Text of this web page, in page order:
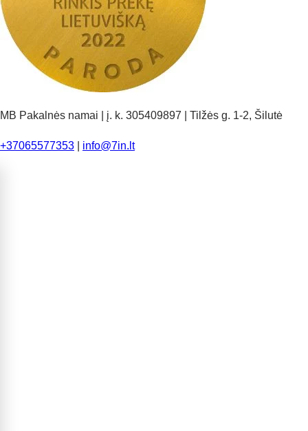
MB Pakalnės namai | į. k. 305409897 | Tilžės g. 1-2, Šilutė
+37065577353 info@7in.lt